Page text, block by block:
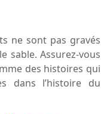
ne sont pas gravés
sable. Assurez-vous
des histoires qui
dans l’histoire du